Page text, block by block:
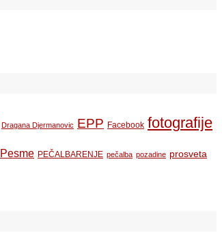
Dragana Djermanovic EPP Facebook fotografije
Pesme PEČALBARENJE pečalba pozadine prosveta